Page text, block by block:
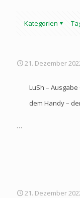
Kategorien
21. Dezember
LuSh –
dem Handy –
…
21. Dezember